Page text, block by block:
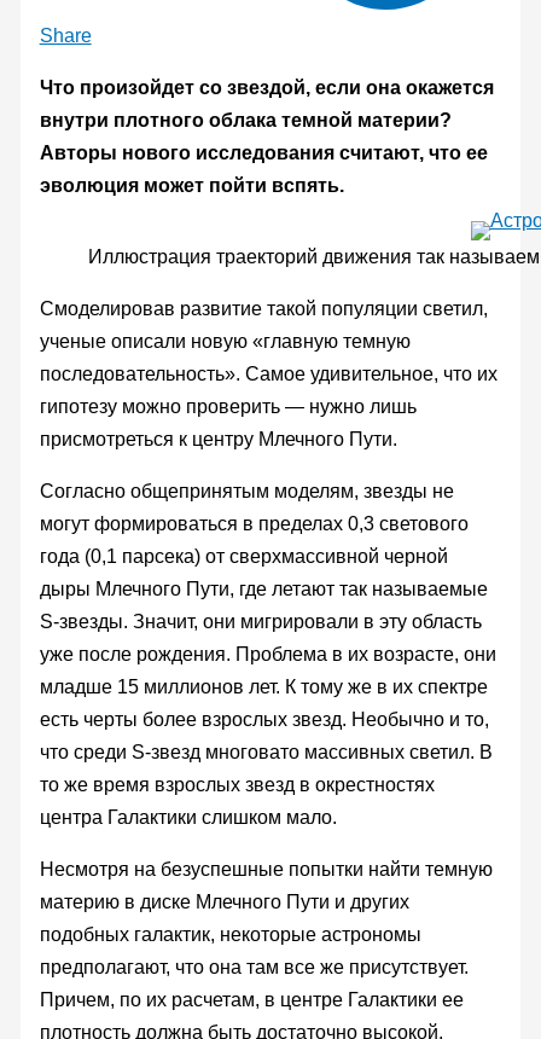
Share
Что произойдет со звездой, если она окажется
внутри плотного облака темной материи?
Авторы нового исследования считают, что ее
эволюция может пойти вспять.
Иллюстрация траекторий движения так
Смоделировав развитие такой популяции светил,
ученые описали новую «главную темную
последовательность». Самое удивительное, что их
гипотезу можно проверить — нужно лишь
присмотреться к центру Млечного Пути.
Согласно общепринятым моделям, звезды не
могут формироваться в пределах 0,3 светового
года (0,1 парсека) от сверхмассивной черной
дыры Млечного Пути, где летают так называемые
S-звезды. Значит, они мигрировали в эту область
уже после рождения. Проблема в их возрасте, они
младше 15 миллионов лет. К тому же в их спектре
есть черты более взрослых звезд. Необычно и то,
что среди S-звезд многовато массивных светил. В
то же время взрослых звезд в окрестностях
центра Галактики слишком мало.
Несмотря на безуспешные попытки найти темную
материю в диске Млечного Пути и других
подобных галактик, некоторые астрономы
предполагают, что она там все же присутствует.
Причем, по их расчетам, в центре Галактики ее
плотность должна быть достаточно высокой,